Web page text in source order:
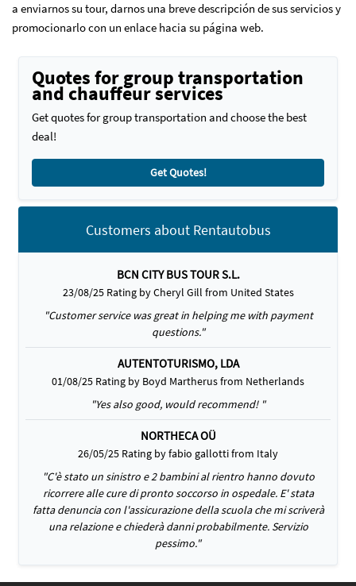
a enviarnos su tour, darnos una breve descripción de sus servicios y
promocionarlo con un enlace hacia su página web.
Quotes for group transportation
and chauffeur services
Get quotes for group transportation and choose the best
deal!
Get Quotes!
Customers about Rentautobus
BCN CITY BUS TOUR S.L.
23/08/25 Rating by Cheryl Gill from United States
"Customer service was great in helping me with payment
questions."
AUTENTOTURISMO, LDA
01/08/25 Rating by Boyd Martherus from Netherlands
"Yes also good, would recommend! "
NORTHECA OÜ
26/05/25 Rating by fabio gallotti from Italy
"C'è stato un sinistro e 2 bambini al rientro hanno dovuto
ricorrere alle cure di pronto soccorso in ospedale. E' stata
fatta denuncia con l'assicurazione della scuola che mi scriverà
una relazione e chiederà danni probabilmente. Servizio
pessimo."